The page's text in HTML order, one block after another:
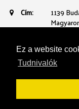
Ez a website
Tudnivalók
Cím:
1139
Telefon: +361
+36 20